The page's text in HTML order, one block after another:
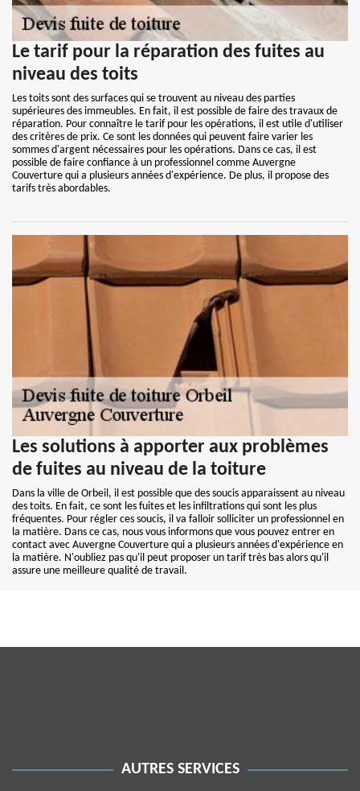
Le tarif pour la réparation des fuites au
niveau des toits
Les toits sont des surfaces qui se trouvent au niveau des parties
supérieures des immeubles. En fait, il est possible de faire des travaux de
réparation. Pour connaître le tarif pour les opérations, il est utile d'utiliser
des critères de prix. Ce sont les données qui peuvent faire varier les
sommes d'argent nécessaires pour les opérations. Dans ce cas, il est
possible de faire confiance à un professionnel comme Auvergne
Couverture qui a plusieurs années d'expérience. De plus, il propose des
tarifs très abordables.
Les solutions à apporter aux problèmes
de fuites au niveau de la toiture
Dans la ville de Orbeil, il est possible que des soucis apparaissent au niveau
des toits. En fait, ce sont les fuites et les infiltrations qui sont les plus
fréquentes. Pour régler ces soucis, il va falloir solliciter un professionnel en
la matière. Dans ce cas, nous vous informons que vous pouvez entrer en
contact avec Auvergne Couverture qui a plusieurs années d'expérience en
la matière. N'oubliez pas qu'il peut proposer un tarif très bas alors qu'il
assure une meilleure qualité de travail.
AUTRES SERVICES